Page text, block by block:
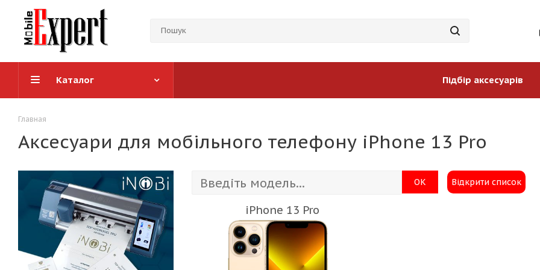
Каталог Підбір аксесуарів
Главная
Аксесуари для мобільного телефону iPhone 13 Pro
ОК Відкрити список
iPhone 13 Pro